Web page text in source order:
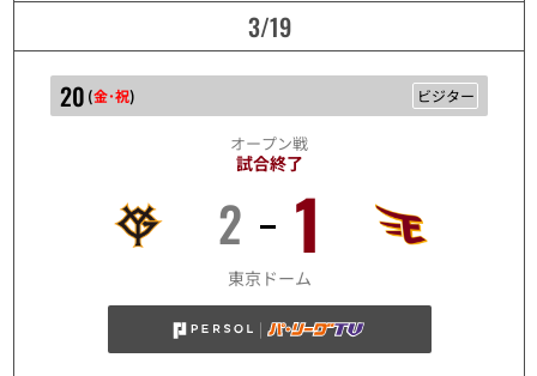
3/19
20 (金･祝) ビジター
オープン戦
試合終了
2 1
東京ドーム